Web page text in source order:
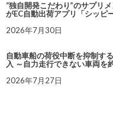
“独自開発こだわり”のサプリ
がEC自動出荷アプリ「シッピ
2026年7月30日
自動車船の荷役中断を抑制す
入 ～自力走行できない車両を
2026年7月27日